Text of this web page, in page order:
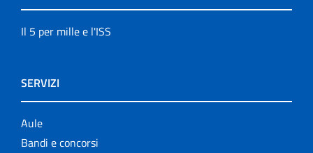
Il 5 per mille e l'ISS
SERVIZI
Aule
Bandi e concorsi